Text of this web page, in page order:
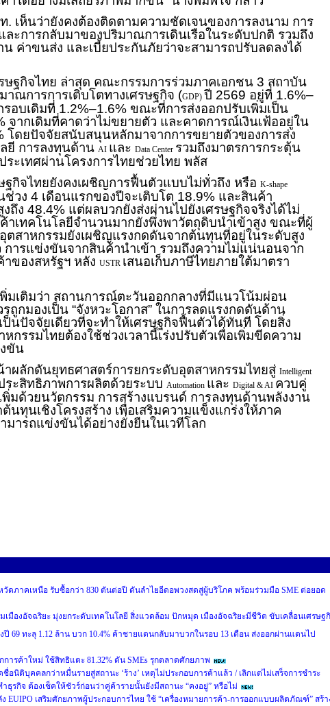
. เห็นว่ายังคงต้องติดตามความชัดเจนของการลงนาม การ
ะการกลับมาของปริมาณการเดินเรือในระดับปกติ รวมถึง
น ค่าขนส่ง และเบี้ยประกันภัยว่าจะสามารถปรับลดลงได้
ษฐกิจไทย ล่าสุด คณะกรรมการร่วมภาคเอกชน 3 สถาบัน
าณการการเติบโตทางเศรษฐกิจ (GDP) ปี 2569 อยู่ที่ 1.6%–
อบเดิมที่ 1.2%–1.6% ขณะที่การส่งออกปรับเพิ่มเป็น
จากเดิมที่คาดว่าไม่ขยายตัว และคาดการณ์เงินเฟ้ออยู่ใน
โดยปัจจัยสนับสนุนหลักมาจากการขยายตัวของการส่ง
ยี การลงทุนด้าน AI และ Data Center รวมถึงมาตรการกระตุ้น
ระเทศผ่านโครงการไทยช่วยไทย พลัส
ฐกิจไทยยังคงเผชิญการฟื้นตัวแบบไม่ทั่วถึง หรือ K-shape
ช่วง 4 เดือนแรกของปีจะเติบโต 18.9% และสินค้า
ถึง 48.4% แต่ผลบวกยังส่งผ่านไปยังเศรษฐกิจจริงได้ไม่
าเทคโนโลยีจำนวนมากยังพึ่งพาวัตถุดิบนำเข้าสูง ขณะที่ผู้
ตสาหกรรมยังเผชิญแรงกดดันจากต้นทุนที่อยู่ในระดับสูง
การแข่งขันจากสินค้านำเข้า รวมถึงความไม่แน่นอนจาก
าของสหรัฐฯ หลัง USTR เสนอเก็บภาษีไทยภายใต้มาตรา
พิ่มเติมว่า สถานการณ์ตะวันออกกลางที่มีแนวโน้มผ่อน
ถูกมองเป็น “จังหวะโอกาส” ในการลดแรงกดดันด้าน
นปัจจัยเดียวที่จะทำให้เศรษฐกิจฟื้นตัวได้ทันที โดยสิ่ง
กรรมไทยต้องใช้ช่วงเวลานี้เร่งปรับตัวเพื่อเพิ่มขีดความ
ขัน
ผลักดันยุทธศาสตร์การยกระดับอุตสาหกรรมไทยสู่ Intelligent
ระสิทธิภาพการผลิตด้วยระบบ Automation และ Digital & AI ควบคู่
พิ่มด้วยนวัตกรรม การสร้างแบรนด์ การลงทุนด้านพลังงาน
นทุนเชิงโครงสร้าง เพื่อเสริมความแข็งแกร่งให้ภาค
มารถแข่งขันได้อย่างยั่งยืนในเวทีโลก
วัดภาคเหนือ รับซื้อกว่า 830 ตันต่อปี ดันลำไยอีดอพวงสดสู่ผู้บริโภค พร้อมร่วมมือ SME ต่อยอด
เมืองอัจฉริยะ มุ่งยกระดับเทคโนโลยี สิ่งแวดล้อม ปักหมุด เมืองอัจฉริยะมีชีวิต ขับเคลื่อนเศรษฐ
69 ทะลุ 1.12 ล้าน บวก 10.4% ค้าชายแดนกลับมาบวกในรอบ 13 เดือน ส่งออกผ่านแดนไป
ารค้าใหม่ ใช้สิทธิแตะ 81.32% ดัน SMEs รุกตลาดศักยภาพ
อนิติบุคคลกว่าหมื่นรายสู่สถานะ ‘ร้าง’ เหตุไม่ประกอบการค้าแล้ว / เลิกแต่ไม่เสร็จการชำระ
รกิจ ต้องเช็คให้ชัวร์ก่อนว่าคู่ค้ารายนั้นยังมีสถานะ “คงอยู่” หรือไม่
เสริมศักยภาพผู้ประกอบการไทย ใช้ “เครื่องหมายการค้า-การออกแบบผลิตภัณฑ์” สร้า